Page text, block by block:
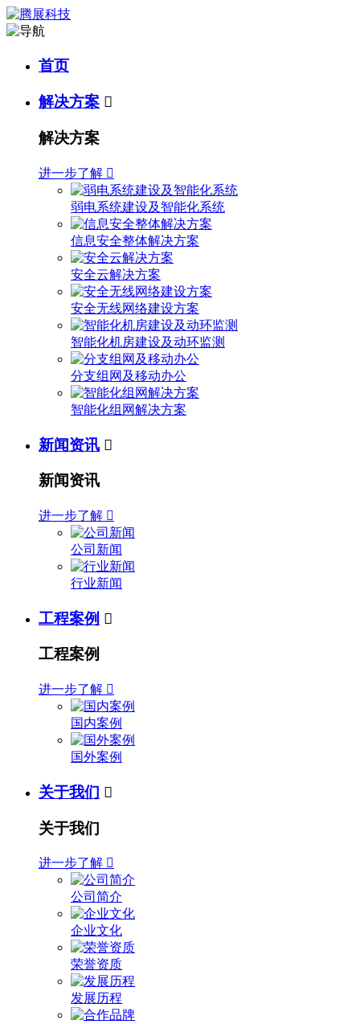
首页
解决方案 
解决方案
进一步了解 
弱电系统建设及智能化系统
信息安全整体解决方案
安全云解决方案
安全无线网络建设方案
智能化机房建设及动环监测
分支组网及移动办公
智能化组网解决方案
新闻资讯 
新闻资讯
进一步了解 
公司新闻
行业新闻
工程案例 
工程案例
进一步了解 
国内案例
国外案例
关于我们 
关于我们
进一步了解 
公司简介
企业文化
荣誉资质
发展历程